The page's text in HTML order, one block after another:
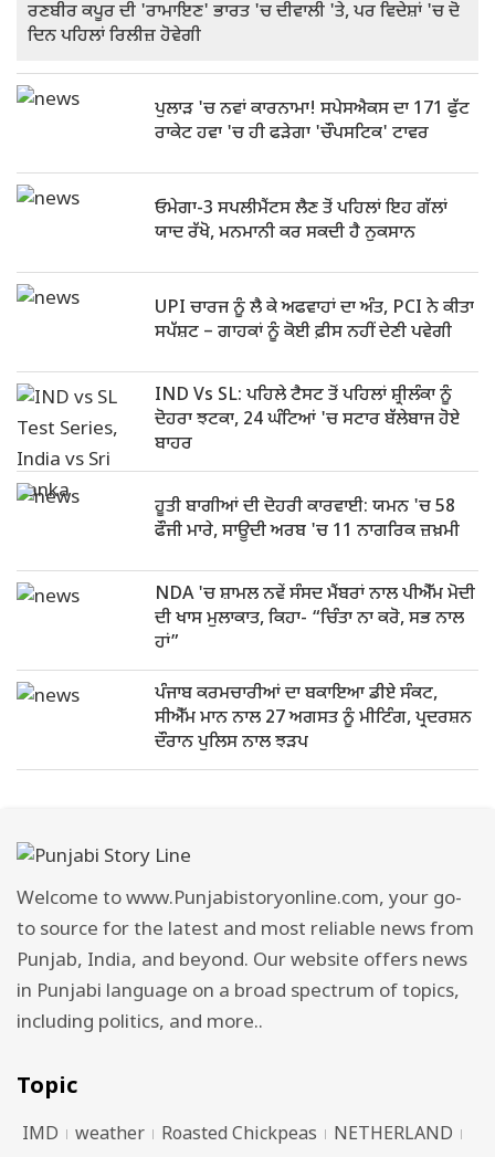
ਰਣਬੀਰ ਕਪੂਰ ਦੀ 'ਰਾਮਾਇਣ' ਭਾਰਤ 'ਚ ਦੀਵਾਲੀ 'ਤੇ, ਪਰ ਵਿਦੇਸ਼ਾਂ 'ਚ ਦੋ
ਦਿਨ ਪਹਿਲਾਂ ਰਿਲੀਜ਼ ਹੋਵੇਗੀ
ਪੁਲਾੜ 'ਚ ਨਵਾਂ ਕਾਰਨਾਮਾ! ਸਪੇਸਐਕਸ ਦਾ 171 ਫੁੱਟ
ਰਾਕੇਟ ਹਵਾ 'ਚ ਹੀ ਫੜੇਗਾ 'ਚੌਪਸਟਿਕ' ਟਾਵਰ
ਓਮੇਗਾ-3 ਸਪਲੀਮੈਂਟਸ ਲੈਣ ਤੋਂ ਪਹਿਲਾਂ ਇਹ ਗੱਲਾਂ
ਯਾਦ ਰੱਖੋ, ਮਨਮਾਨੀ ਕਰ ਸਕਦੀ ਹੈ ਨੁਕਸਾਨ
UPI ਚਾਰਜ ਨੂੰ ਲੈ ਕੇ ਅਫਵਾਹਾਂ ਦਾ ਅੰਤ, PCI ਨੇ ਕੀਤਾ
ਸਪੱਸ਼ਟ – ਗਾਹਕਾਂ ਨੂੰ ਕੋਈ ਫ਼ੀਸ ਨਹੀਂ ਦੇਣੀ ਪਵੇਗੀ
IND Vs SL: ਪਹਿਲੇ ਟੈਸਟ ਤੋਂ ਪਹਿਲਾਂ ਸ਼੍ਰੀਲੰਕਾ ਨੂੰ
ਦੋਹਰਾ ਝਟਕਾ, 24 ਘੰਟਿਆਂ 'ਚ ਸਟਾਰ ਬੱਲੇਬਾਜ ਹੋਏ
ਬਾਹਰ
ਹੂਤੀ ਬਾਗੀਆਂ ਦੀ ਦੋਹਰੀ ਕਾਰਵਾਈ: ਯਮਨ 'ਚ 58
ਫੌਜੀ ਮਾਰੇ, ਸਾਊਦੀ ਅਰਬ 'ਚ 11 ਨਾਗਰਿਕ ਜ਼ਖ਼ਮੀ
NDA 'ਚ ਸ਼ਾਮਲ ਨਵੇਂ ਸੰਸਦ ਮੈਂਬਰਾਂ ਨਾਲ ਪੀਐੱਮ ਮੋਦੀ
ਦੀ ਖਾਸ ਮੁਲਾਕਾਤ, ਕਿਹਾ- “ਚਿੰਤਾ ਨਾ ਕਰੋ, ਸਭ ਨਾਲ
ਹਾਂ”
ਪੰਜਾਬ ਕਰਮਚਾਰੀਆਂ ਦਾ ਬਕਾਇਆ ਡੀਏ ਸੰਕਟ,
ਸੀਐੱਮ ਮਾਨ ਨਾਲ 27 ਅਗਸਤ ਨੂੰ ਮੀਟਿੰਗ, ਪ੍ਰਦਰਸ਼ਨ
ਦੌਰਾਨ ਪੁਲਿਸ ਨਾਲ ਝੜਪ
Welcome to www.Punjabistoryonline.com, your go-
to source for the latest and most reliable news from
Punjab, India, and beyond. Our website offers news
in Punjabi language on a broad spectrum of topics,
including politics, and more..
Topic
IMD weather Roasted Chickpeas
NETHERLAND